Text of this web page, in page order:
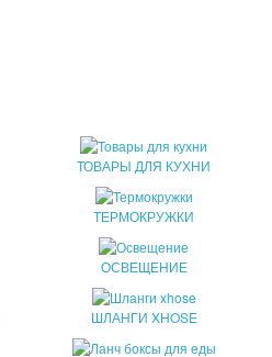
ТОВАРЫ ДЛЯ КУХНИ
ТЕРМОКРУЖКИ
ОСВЕЩЕНИЕ
ШЛАНГИ XHOSE